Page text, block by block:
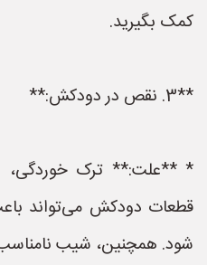
کمک بگیرید.
**3. نقص در دودکش:**
* **علت:** ترک خوردگی،
قطعات دودکش می‌تواند
شود. همچنین، شیب